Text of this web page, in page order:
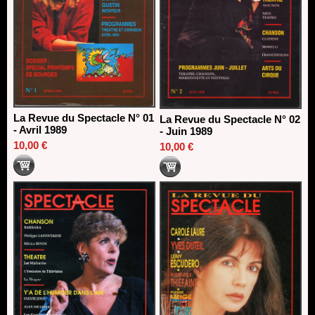
La Revue du Spectacle N° 01
- Avril 1989
10,00 €
La Revue du Spectacle N° 02
- Juin 1989
10,00 €